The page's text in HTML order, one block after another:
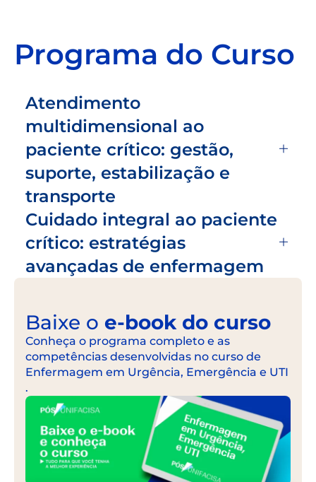
Programa do Curso
Atendimento
multidimensional ao
paciente crítico: gestão,
suporte, estabilização e
transporte
Cuidado integral ao paciente
crítico: estratégias
avançadas de enfermagem
Baixe o e-book do curso
Conheça o programa completo e as
competências desenvolvidas no curso de
Enfermagem em Urgência, Emergência e UTI
.